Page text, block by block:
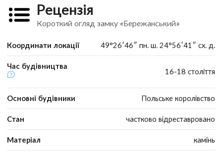
Рецензія
Короткий огляд замку «Бережанський»
Координати локації 49°26′46″ пн. ш. 24°56′41″ сх. д.
Час будівництва
16-18 століття
Основні будівники Польське королівство
Стан частково відреставровано
Матеріал камінь